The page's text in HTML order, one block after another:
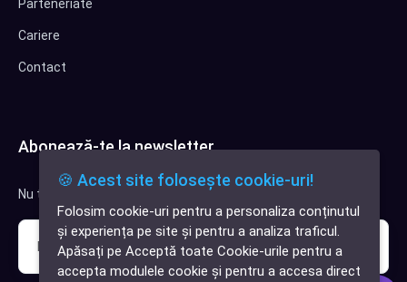
✕
Cauți o aplicație
software?
Parteneriate
Cariere
Contact
Abonează-te la newsletter
Nu trimitem spam, deci nu îți face griji.
🍪 Acest site folosește cookie-uri!
Folosim cookie-uri pentru a personaliza conținutul
și experiența pe site și pentru a analiza traficul.
Apăsați pe Acceptă toate Cookie-urile pentru a
accepta modulele cookie și pentru a accesa direct